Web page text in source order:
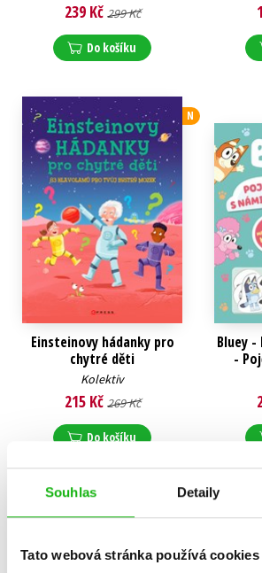
Souhlas Detaily
Tato webová stránka používá cookies
239 Kč 299 Kč
Do košíku
N
Einsteinovy hádanky pro
chytré děti
Kolektiv
215 Kč 269 Kč
Do košíku
Bluey
-